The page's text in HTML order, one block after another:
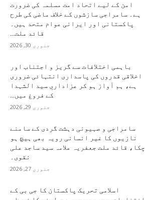
امن کے لیے اتحاد امت مسلمہ کی ضرورت
ہے۔ سامراجی سازشوں کے خلاف ماضی کی طرح
پاکستانی اور ایرانی عوام متحد ہیں۔
قائد ملت...
جنوری 30, 2026
باہمی اختلافات سے گریز و اجتناب اور
اخلاقی قدروں کی پاسداری انتہائی ضروری
ہے، ہم آواز ہو کر عزاداریِ سید الشہدا
کے فروغ میں...
جنوری 29, 2026
سامراجی و صہیونی دہشت گردی کے سامنے
نازیوں کا غیر انسانی رویہ بھی ہیچ ہو
چکا، قائد ملت جعفریہ علامہ سید ساجد علی
نقوی۔
جنوری 27, 2026
اسلامی تحریک پاکستان کا جی بی کے